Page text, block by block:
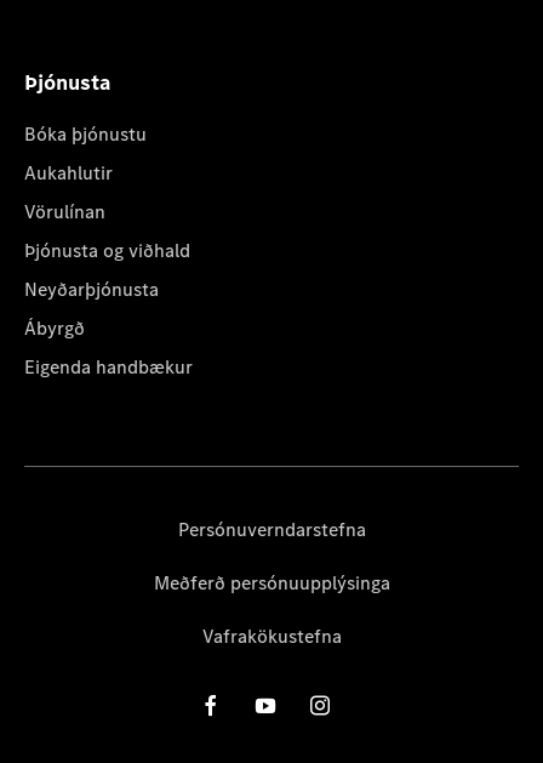
Þjónusta
Bóka þjónustu
Aukahlutir
Vörulínan
Þjónusta og viðhald
Neyðarþjónusta
Ábyrgð
Eigenda handbækur
Persónuverndarstefna
Meðferð persónuupplýsinga
Vafrakökustefna